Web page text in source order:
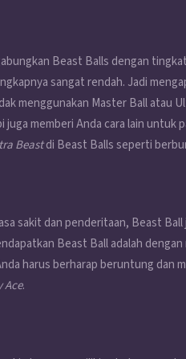
Beast Balls dengan
sangat rendah. Jadi
menggunakan Master Ball atau
memberi Anda cara lain untuk
Beastdi Beast Balls seperti
sakit dan penderitaan, Beast
Beast Ball adalah
harus berharap beruntung dan
Ace.